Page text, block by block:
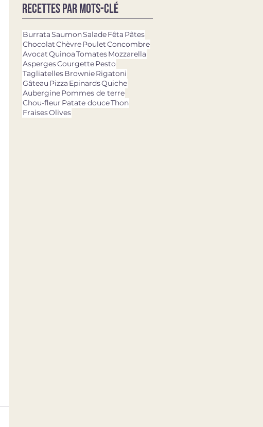
Recettes par mots-clé
BurrataSaumonSaladeFêta Pâtes
ChocolatChèvrePouletConcombre
AvocatQuinoaTomatesMozzarella
AspergesCourgettePesto
TagliatellesBrownieRigatoni
Gâteau Pizza EpinardsQuiche
AuberginePommes de terre
Chou-fleur Patate douceThon
FraisesOlives